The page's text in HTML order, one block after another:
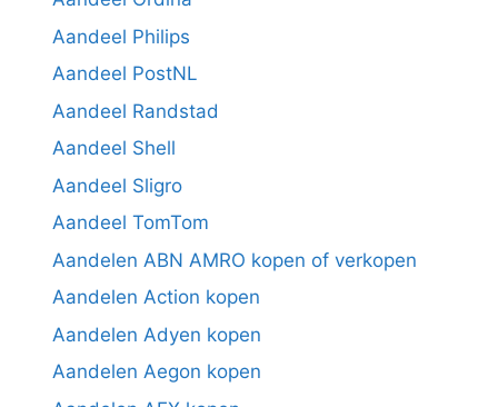
Aandeel Philips
Aandeel PostNL
Aandeel Randstad
Aandeel Shell
Aandeel Sligro
Aandeel TomTom
Aandelen ABN AMRO kopen of verkopen
Aandelen Action kopen
Aandelen Adyen kopen
Aandelen Aegon kopen